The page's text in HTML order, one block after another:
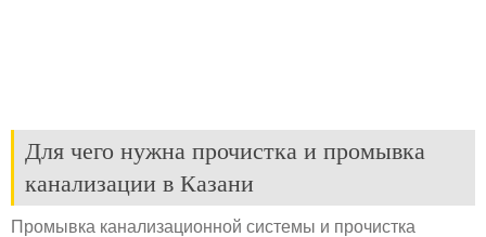
Для чего нужна прочистка и промывка
канализации в Казани
Промывка канализационной системы и прочистка